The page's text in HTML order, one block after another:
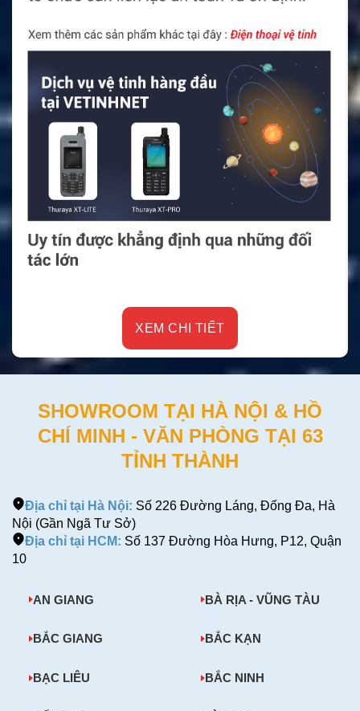
XEM CHI TIẾT
SHOWROOM TẠI HÀ NỘI & HỒ
CHÍ MINH - VĂN PHÒNG TẠI 63
TỈNH THÀNH
Địa chỉ tại Hà Nội: Số 226 Đường Láng, Đống Đa, Hà
Nội (Gần Ngã Tư Sở)
Địa chỉ tại HCM: Số 137 Đường Hòa Hưng, P12, Quận
10
AN GIANG BÀ RỊA - VŨNG TÀU
BẮC GIANG BẮC KẠN
BẠC LIÊU BẮC NINH